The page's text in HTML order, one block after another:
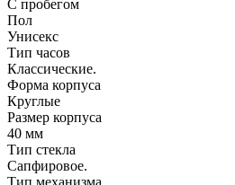
С пробегом
Пол
Унисекс
Тип часов
Классические.
Форма корпуса
Круглые
Размер корпуса
40 мм
Тип стекла
Сапфировое.
Тип механизма